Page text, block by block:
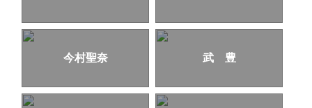
今村聖奈 武 豊